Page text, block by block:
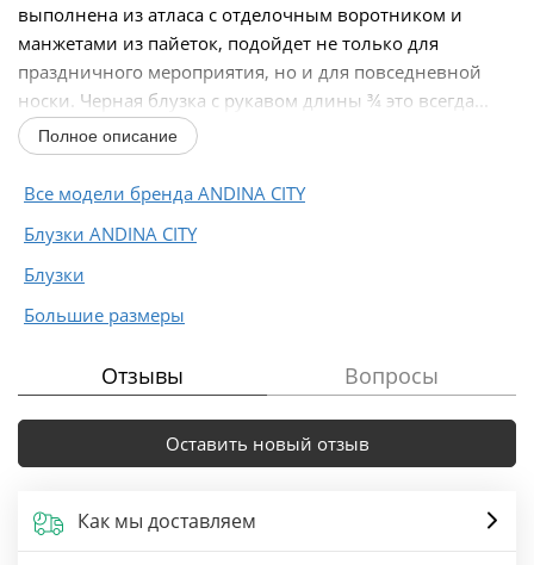
выполнена из атласа с отделочным воротником и
манжетами из пайеток, подойдет не только для
праздничного мероприятия, но и для повседневной
носки. Черная блузка с рукавом длины ¾ это всегда...
Полное описание
Все модели бренда ANDINA CITY
Блузки ANDINA CITY
Блузки
Большие размеры
Отзывы Вопросы
Оставить новый отзыв
Как мы доставляем